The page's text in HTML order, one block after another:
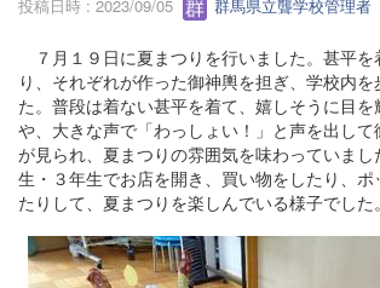
投稿日時 : 2023/09/05 群馬県立聾学校管理者
７月１９日に夏まつりを行いました。甚平を
り、それぞれが作った御神輿を担ぎ、学校内を
た。普段は着ない甚平を着て、嬉しそうに目
や、大きな声で「わっしょい！」と声を出し
が見られ、夏まつりの雰囲気を味わっていま
生・３年生でお店を開き、買い物をしたり、
たりして、夏まつりを楽しんでいる様子でした。